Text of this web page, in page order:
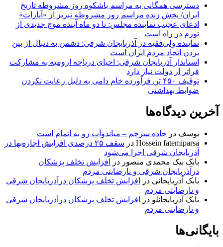
دسترسی همگانی به مراسم باشکوه روز مشروطه تاریخ
ایران/ پخش زنده مراسم روز مشروطه تبریز از «آپارات»
ادعای عجیب نماینده مجلس: تا دو ماه آینده موج جدیدی از
تورم در راه است
نماینده ولی‌فقیه در آذربایجان شرقی: دشمن به دنبال از بین
بردن اتحاد مردم ایران است
استاندار آذربایجان شرقی: احیای دریاچه ارومیه به مشارکت
فراتر از دولت نیاز دارد
توقیف ۴۵۰ تن فرآورده خام دامی به دلیل رعایت نکردن
ضوابط بهداشتی
آخرین دیدگاه‌ها
یوسف در جاده سرچم – میاندوآب رو به اتمام است
Hossein fatemiparsa در
سقف ۲۵ درصدی افزایش اجاره‌بها در
آذربایجان شرقی اجرا می‌شود
بابک بیک محمدی منصور در
افزایش تخلف پزشکان
درآذربایجان شرقی و نارضایتی مردم
بابک آذربایجانی در
افزایش تخلف پزشکان درآذربایجان شرقی
و نارضایتی مردم
بابک آذربایجانلو در
افزایش تخلف پزشکان درآذربایجان شرقی
و نارضایتی مردم
بایگانی‌ها